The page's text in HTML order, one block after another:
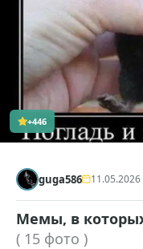
+446
guga586 11.05.2026
Мемы, в
( 15 фото )